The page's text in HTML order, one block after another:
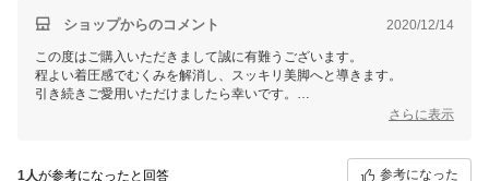
ショップからのコメント 2020/12/14
この度はご購入いただきまして誠に有難うございます。
程よい着圧感でむくみを解消し、スッキリ美脚へと導きます。
引き続きご愛用いただけましたら幸いです。
お客様からいただいた貴重なご意見を参考に商品の改善に努力して参り
さらに表示
1人が参考になったと回答 参考になった